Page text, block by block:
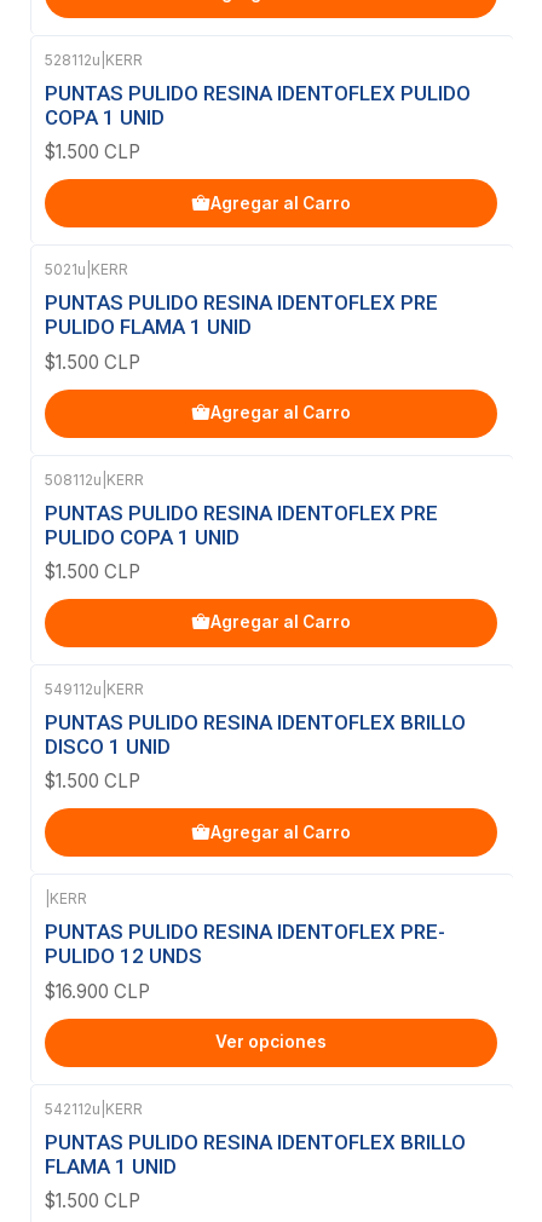
528112u KERR
PUNTAS PULIDO RESINA IDENTOFLEX PULIDO
COPA 1 UNID
$1.500 CLP
Agregar al Carro
5021u KERR
PUNTAS PULIDO RESINA IDENTOFLEX PRE
PULIDO FLAMA 1 UNID
$1.500 CLP
Agregar al Carro
508112u KERR
PUNTAS PULIDO RESINA IDENTOFLEX PRE
PULIDO COPA 1 UNID
$1.500 CLP
Agregar al Carro
549112u KERR
PUNTAS PULIDO RESINA IDENTOFLEX BRILLO
DISCO 1 UNID
$1.500 CLP
Agregar al Carro
KERR
PUNTAS PULIDO RESINA IDENTOFLEX PRE-
PULIDO 12 UNDS
$16.900 CLP
Ver opciones
542112u KERR
PUNTAS PULIDO RESINA IDENTOFLEX BRILLO
FLAMA 1 UNID
$1.500 CLP